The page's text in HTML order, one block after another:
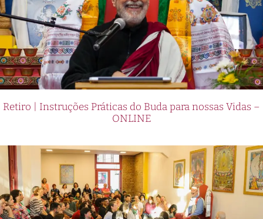
Retiro | Instruções Práticas do Buda para nossas Vidas –
ONLINE